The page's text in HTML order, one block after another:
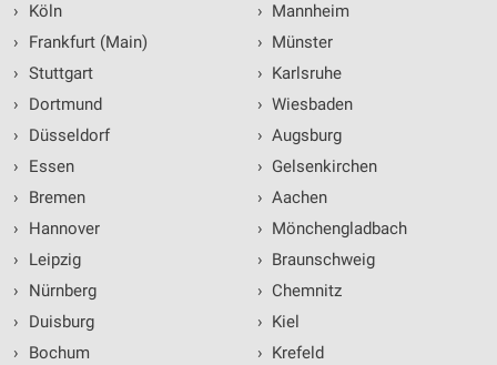
›
Köln
›
Frankfurt (Main)
› Stuttgart
›
Dortmund
›
Düsseldorf
›
Essen
›
Bremen
›
Hannover
›
Leipzig
›
Nürnberg
›
Duisburg
›
Bochum
› Mannheim
› Münster
› Karlsruhe
› Wiesbaden
› Augsburg
› Gelsenkirchen
› Aachen
› Mönchengladbach
› Braunschweig
› Chemnitz
› Kiel
› Krefeld